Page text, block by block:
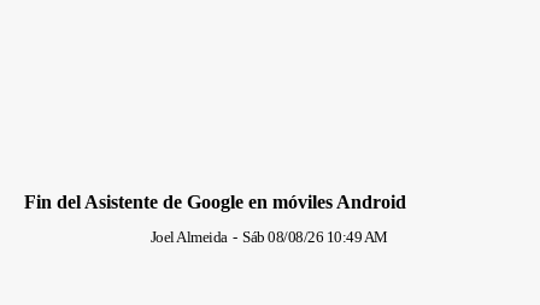
Fin del Asistente de Google en móviles Android
Joel Almeida - Sáb 08/08/26 10:49 AM